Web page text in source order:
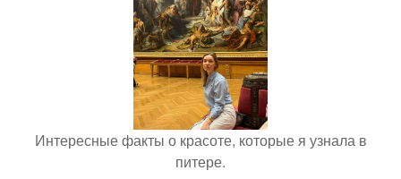
Интересные факты о красоте, которые я узнала в
питере.